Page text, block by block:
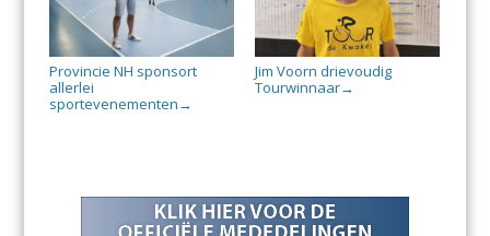
Provincie NH sponsort
allerlei
sportevenementen →
Jim Voorn drievoudig
Tourwinnaar→